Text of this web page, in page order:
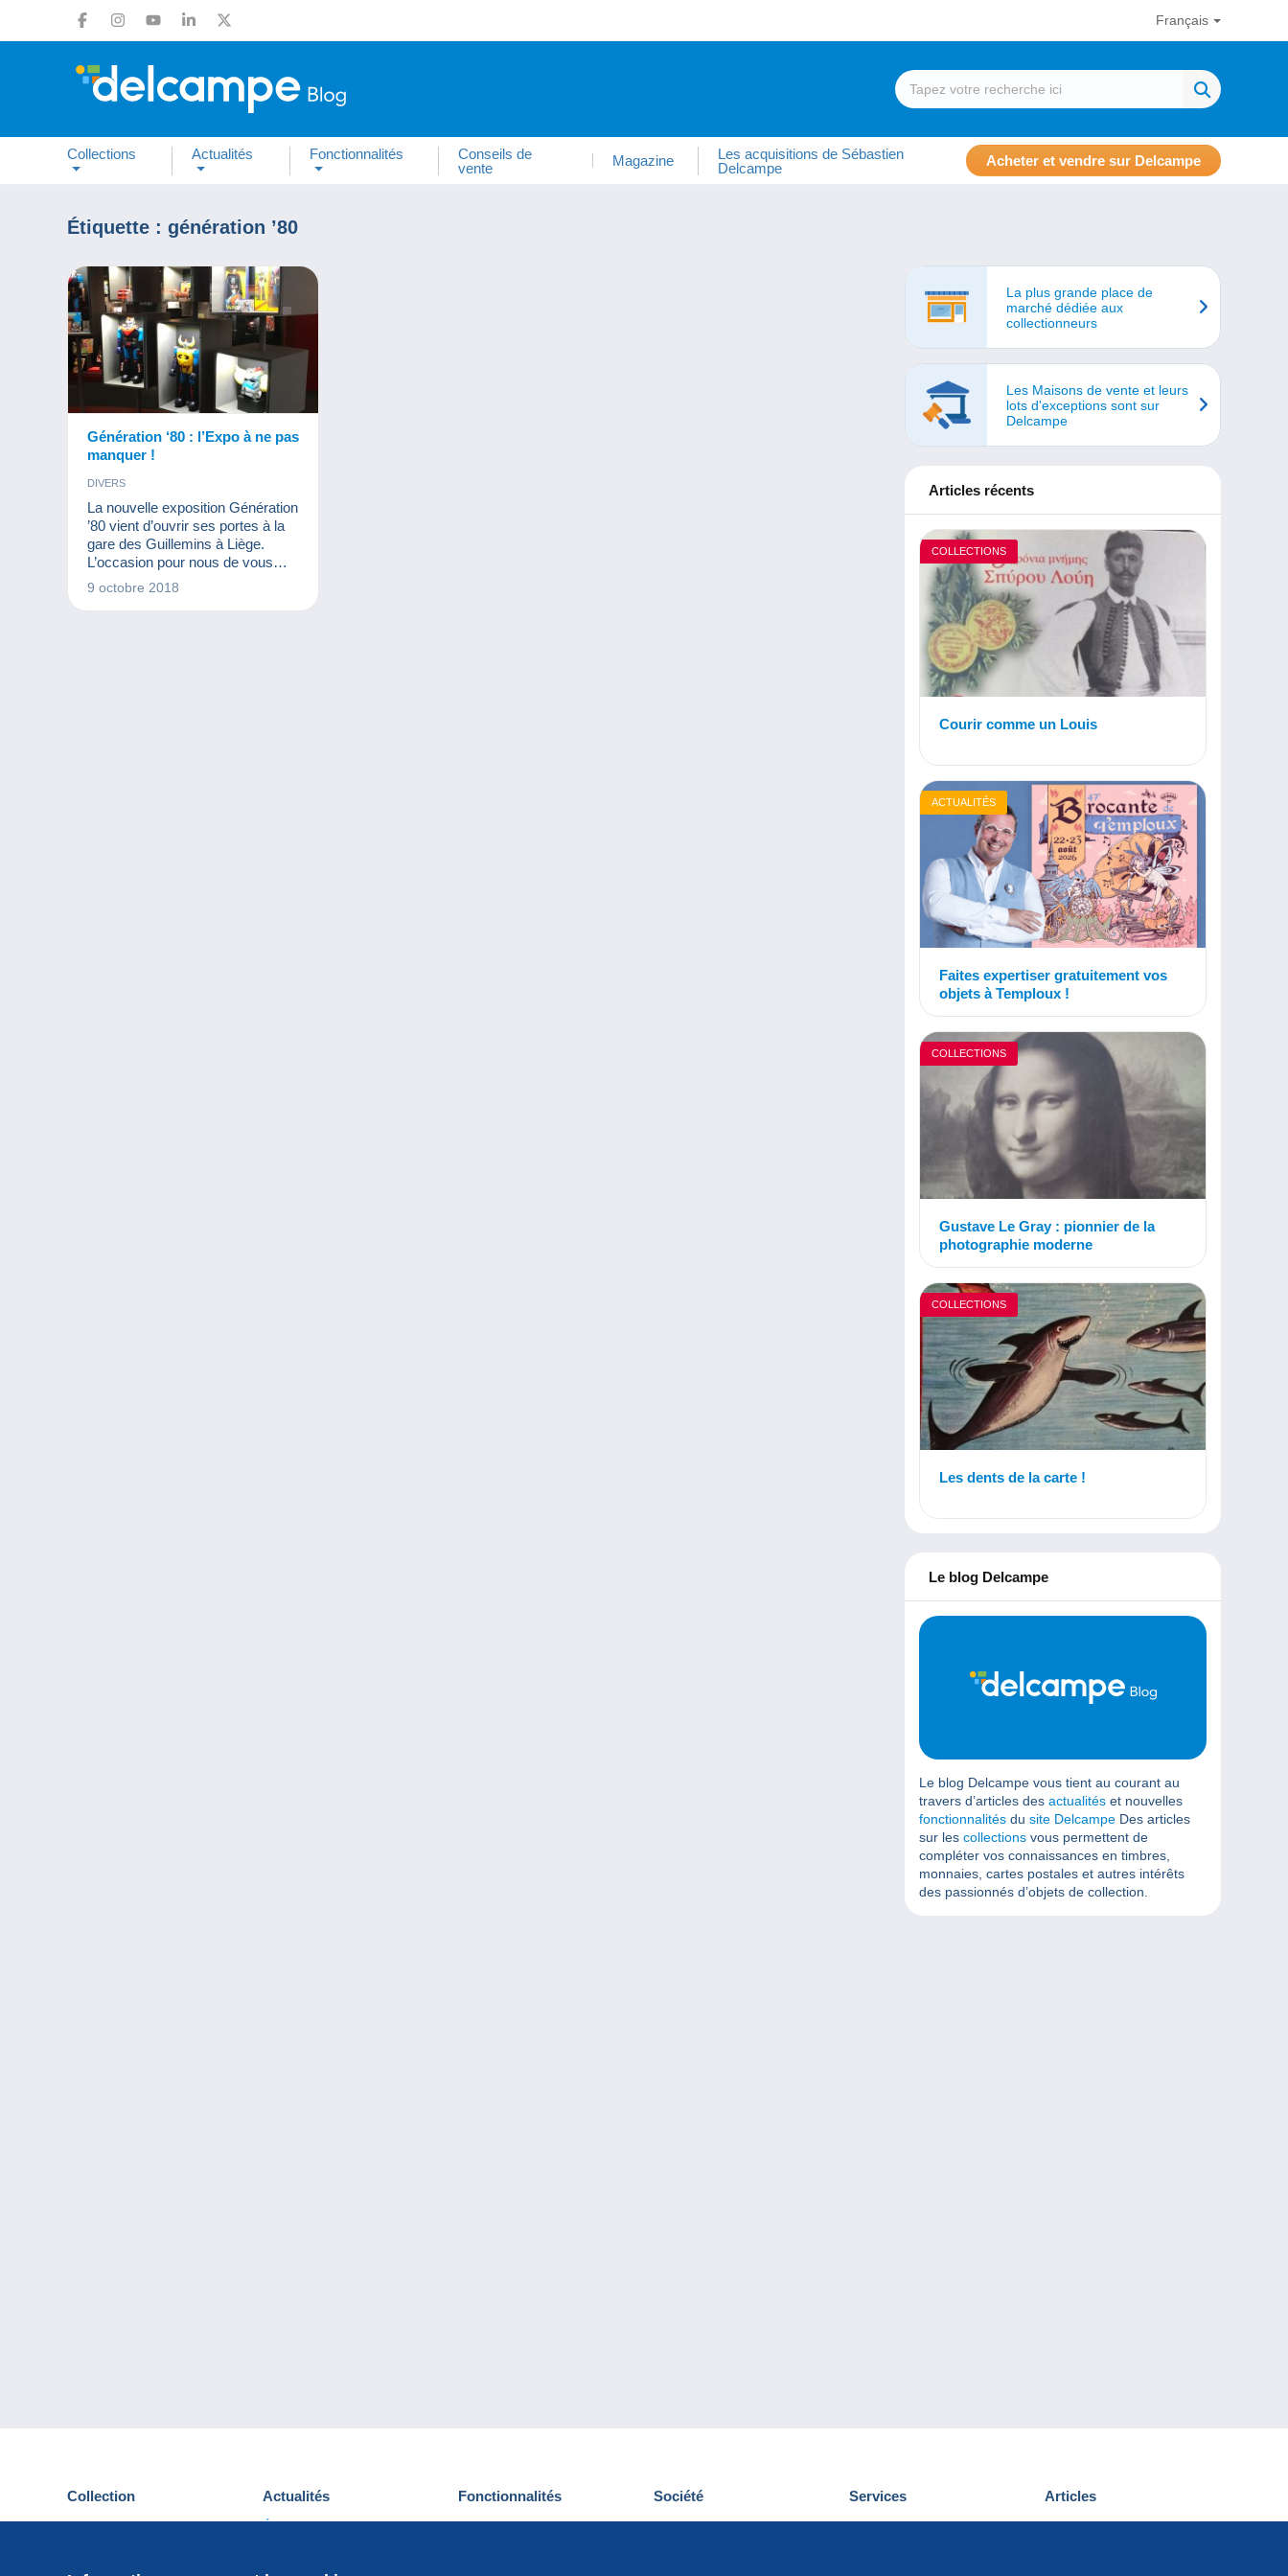
Français
Collections Actualités Fonctionnalités
Conseils de
vente
Magazine
Les acquisitions de Sébastien
Delcampe
Acheter et vendre sur Delcampe
Étiquette : génération ’80
Génération ‘80 : l’Expo à ne pas
manquer !
DIVERS
La nouvelle exposition Génération
’80 vient d’ouvrir ses portes à la
gare des Guillemins à Liège.
L’occasion pour nous de vous
parler avec nostalgie de cette
9 octobre 2018
La plus grande place de
marché dédiée aux
collectionneurs
Les Maisons de vente et leurs
lots d'exceptions sont sur
Delcampe
Articles récents
COLLECTIONS
Courir comme un Louis
ACTUALITÉS
Faites expertiser gratuitement vos
objets à Temploux !
COLLECTIONS
Gustave Le Gray : pionnier de la
photographie moderne
COLLECTIONS
Les dents de la carte !
Le blog Delcampe
Le blog Delcampe vous tient au courant au
travers d’articles des actualités et nouvelles
fonctionnalités du site Delcampe Des articles
sur les collections vous permettent de
compléter vos connaissances en timbres,
monnaies, cartes postales et autres intérêts
des passionnés d’objets de collection.
Collection
Cartes postales
Actualités
Événements Delcampe
Fonctionnalités
Nouveautés
Société
Qui sommes-nous
Services
Découvrir Delcampe
Articles